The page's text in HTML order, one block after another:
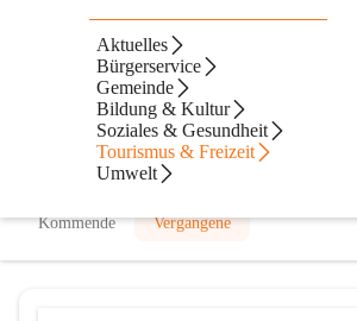
Aktuelles
Bürgerservice
Gemeinde
Bildung & Kultur
Soziales & Gesundheit
Tourismus & Freizeit
Umwelt
kfb St. Veit am Vogau
@kfb-st-veit-am-vogau
Pfarre, Verein
In CITIES öffnen
Kommende Vergangene